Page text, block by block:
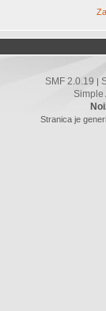
SMF 2.0.19
Simple
Stranica je